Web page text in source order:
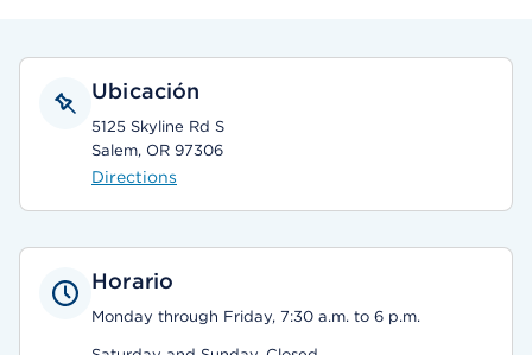
Ubicación
5125 Skyline Rd S
Salem, OR 97306
Directions
Horario
Monday through Friday, 7:30 a.m. to 6 p.m.